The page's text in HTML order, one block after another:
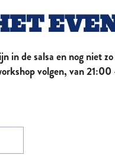
bruisende
doen
in de salsa en nog niet
volgen, van